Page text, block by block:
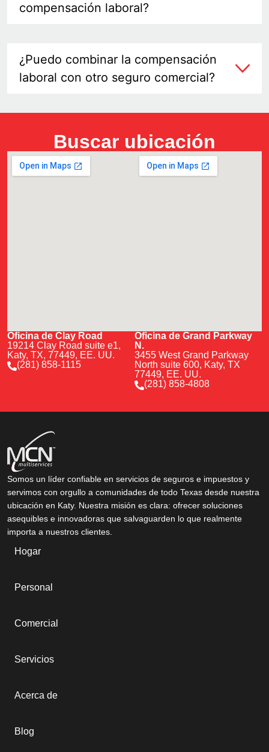
compensación laboral?
¿Puedo combinar la compensación
laboral con otro seguro comercial?
Buscar ubicación
Oficina de Clay Road
19214 Clay Road suite e1,
Katy, TX, 77449, EE. UU.
(281) 858-1115
Oficina de Grand Parkway
N.
3455 West Grand Parkway
North suite 600, Katy, TX
77449, EE. UU.
(281) 858-4808
Somos un líder confiable en servicios de seguros e impuestos y
servimos con orgullo a comunidades de todo Texas desde nuestra
ubicación en Katy. Nuestra misión es clara: ofrecer soluciones
asequibles e innovadoras que salvaguarden lo que realmente
importa a nuestros clientes.
Hogar
Personal
Comercial
Servicios
Acerca de
Blog